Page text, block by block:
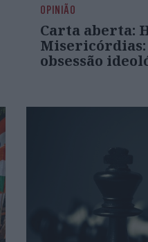
OPINIÃO
Carta aberta:
obsessão